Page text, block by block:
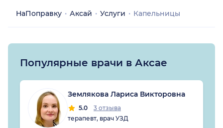
НаПоправку Аксай Услуги Капельницы
Популярные врачи в Аксае
Землякова Лариса Викторовна
5.0
3 отзыва
терапевт, врач УЗД